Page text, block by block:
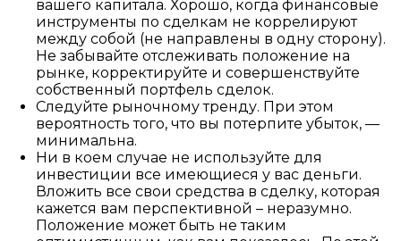
вашего капитала. Хорошо, когда финансовые
инструменты по сделкам не коррелируют
между собой (не направлены в одну сторону).
Не забывайте отслеживать положение на
рынке, корректируйте и совершенствуйте
собственный портфель сделок.
Следуйте рыночному тренду. При этом
вероятность того, что вы потерпите убыток, —
минимальна.
Ни в коем случае не используйте для
инвестиции все имеющиеся у вас деньги.
Вложить все свои средства в сделку, которая
кажется вам перспективной – неразумно.
Положение может быть не таким